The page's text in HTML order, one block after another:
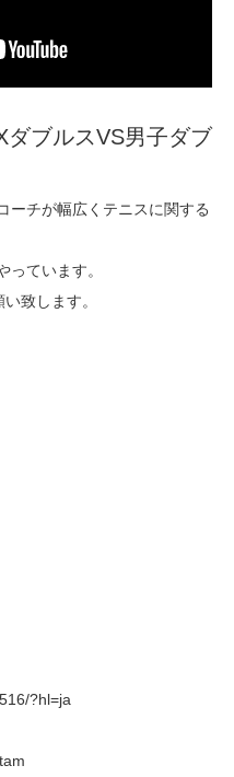
ダブルスVS男子ダブ
ーチが幅広くテニスに関する
っています。
致します。
?hl=ja